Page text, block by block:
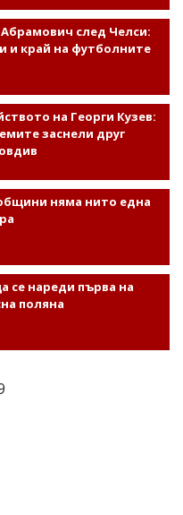
след Челси:
и край на футболните
на Георги Кузев:
заснели друг
няма нито една
се нареди първа на
поляна